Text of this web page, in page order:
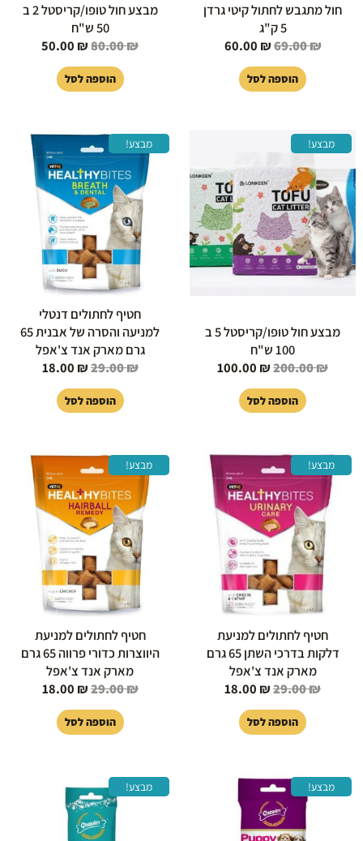
חול מתגבש לחתול קיטי גרדן
5 ק"ג
69.00₪
60.00 ₪
הוספה לסל
מבצע חול טופו/קריסטל 2 ב
50 ש"ח
80.00₪
50.00 ₪
הוספה לסל
מבצע!
מבצע חול טופו/קריסטל 5 ב
100 ש"ח
200.00₪
היה:
200.00 ₪.
100.00 ₪
הוא:
100.00 ₪.
הוספה לסל
מבצע!
חטיף לחתולים דנטלי
למניעה והסרה של אבנית 65
גרם מארק אנד צ'אפל
29.00₪
המחיר
המקורי
היה:
29.00 ₪.
18.00 ₪
המחיר
הנוכחי
הוא:
18.00 ₪.
הוספה לסל
מבצע!
חטיף לחתולים למניעת
דלקות בדרכי השתן 65 גרם
מארק אנד צ'אפל
29.00₪
המחיר
המקורי
היה:
29.00 ₪.
18.00 ₪
המחיר
הנוכחי
הוא:
18.00 ₪.
הוספה לסל
מבצע!
חטיף לחתולים למניעת
היווצרות כדורי פרווה 65 גרם
מארק אנד צ'אפל
29.00₪
המחיר
המקורי
היה:
29.00 ₪.
18.00 ₪
המחיר
הנוכחי
הוא:
18.00 ₪.
הוספה לסל
מבצע!
המחיר
המקורי
היה:
29.00 ₪.
מבצע!
המקורי
היה:
23.00 ₪.